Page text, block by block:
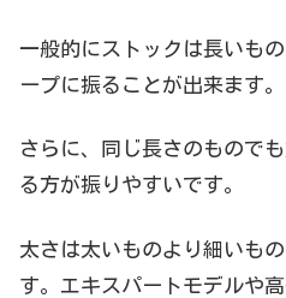
一般的にストックは長いも
ープに振ることが出来ます。
さらに、同じ長さのもので
る方が振りやすいです。
太さは太いものより細いも
す。エキスパートモデルや